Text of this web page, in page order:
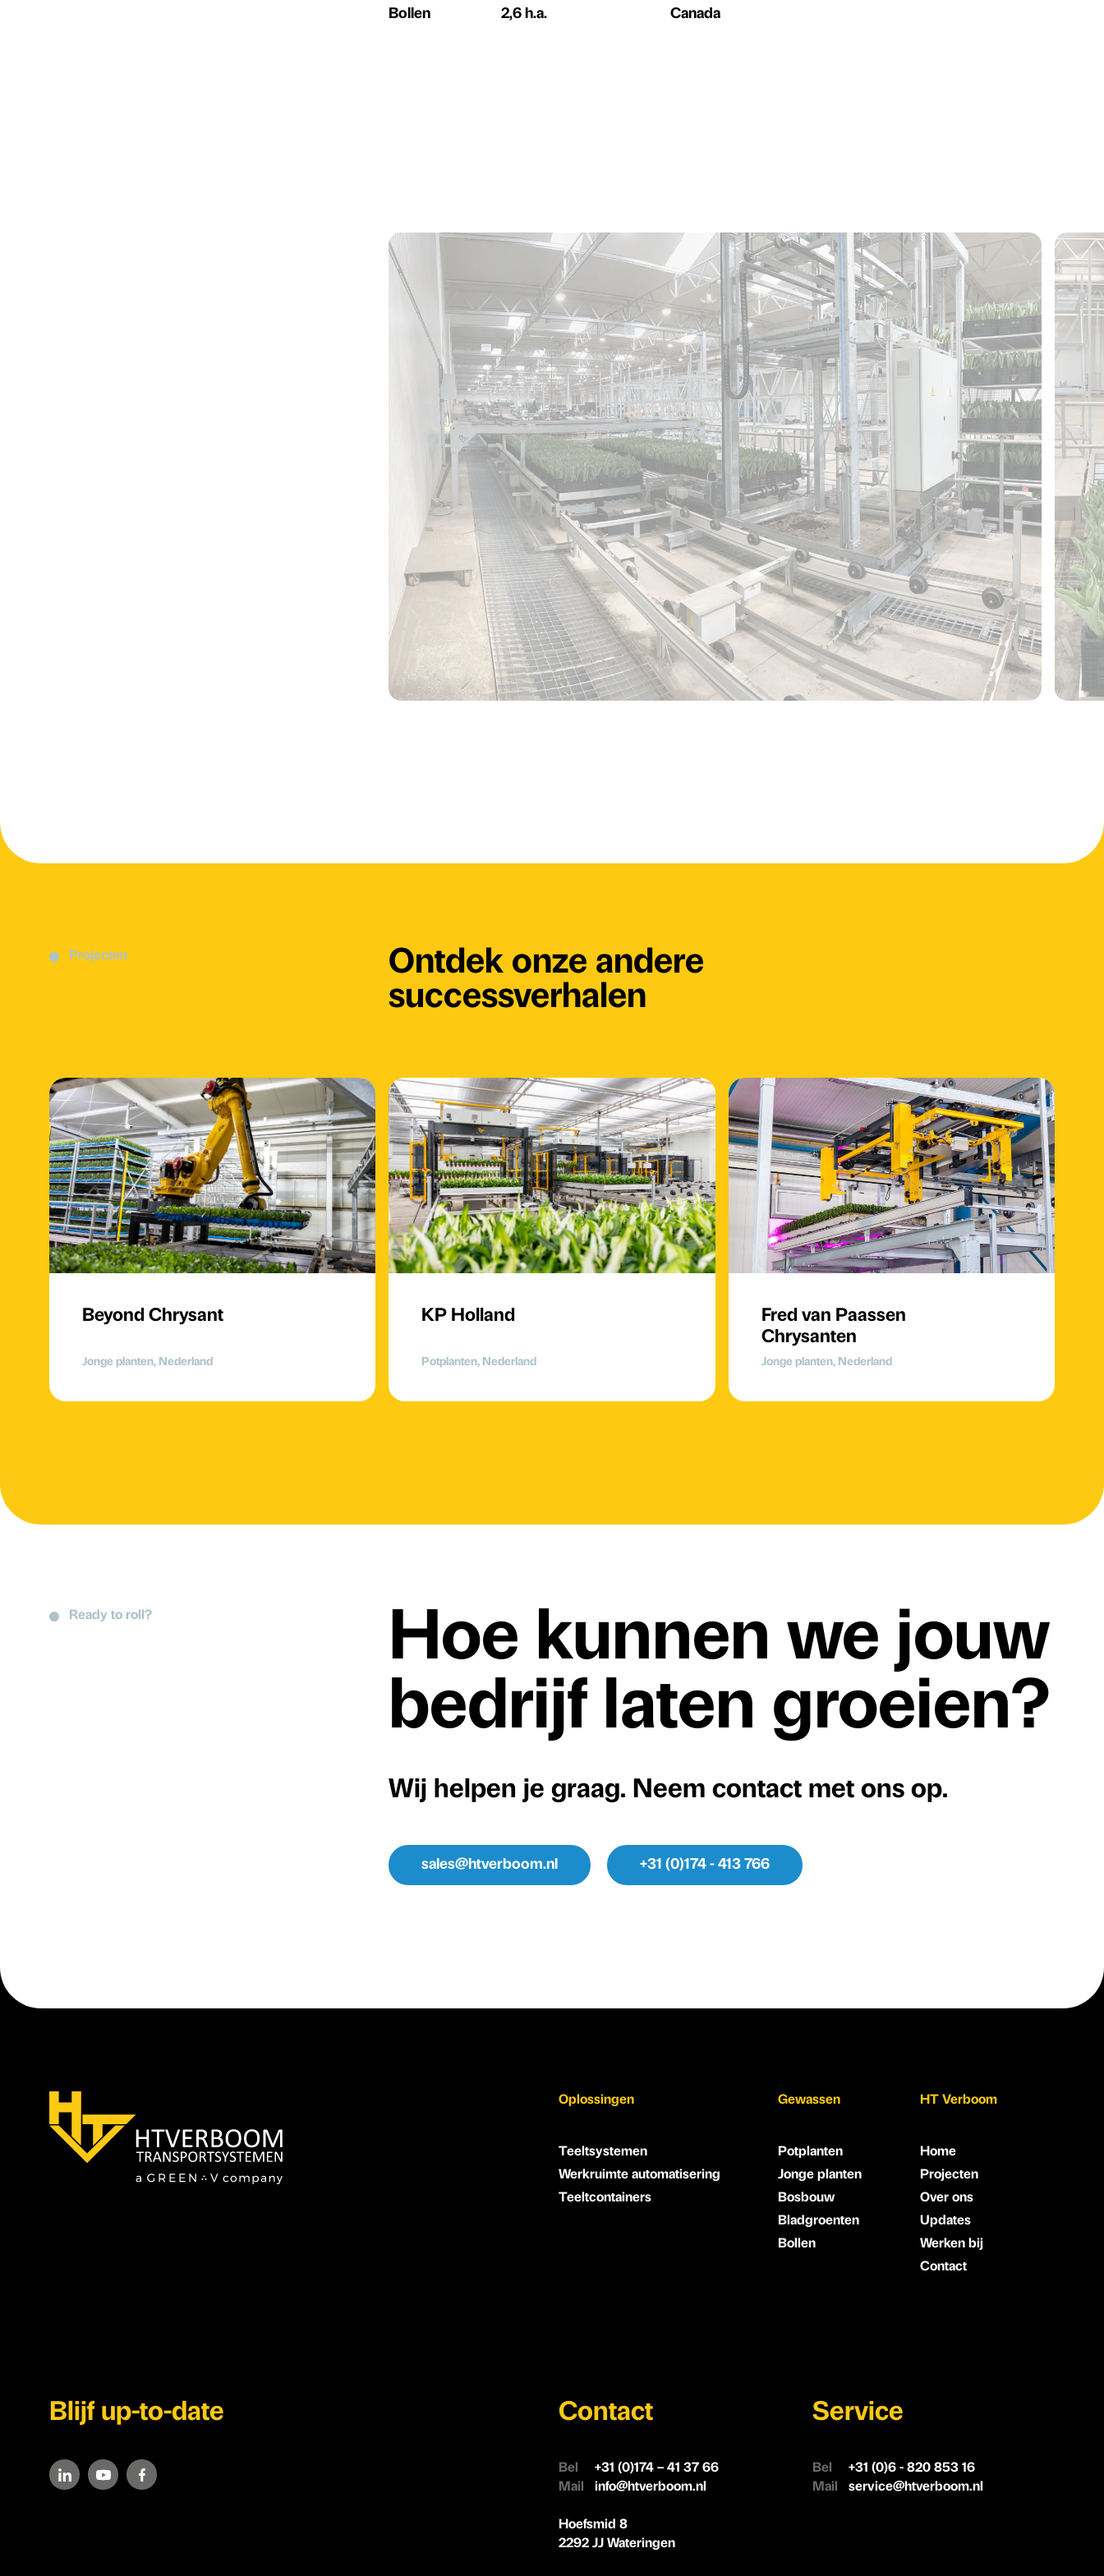
Bollen 2,6 h.a. Canada
Projecten
Ontdek onze andere
successverhalen
Beyond Chrysant
Jonge planten, Nederland
KP Holland
Potplanten, Nederland
Fred van Paassen
Chrysanten
Jonge planten, Nederland
Ready to roll?
Hoe kunnen we jouw
bedrijf laten groeien?
Wij helpen je graag. Neem contact met ons op.
sales@htverboom.nl +31 (0)174 - 413 766
Oplossingen
Teeltsystemen
Werkruimte automatisering
Teeltcontainers
Gewassen
Potplanten
Jonge planten
Bosbouw
Bladgroenten
Bollen
HT Verboom
Home
Projecten
Over ons
Updates
Werken bij
Contact
Blijf up-to-date Contact
Bel
+31 (0)174 – 41 37 66
Mail
info@htverboom.nl
Hoefsmid 8
2292 JJ Wateringen
Service
Bel
+31 (0)6 - 820 853 16
Mail
service@htverboom.nl